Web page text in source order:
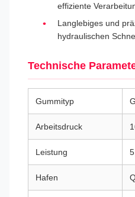
effiziente
Langlebiges und
hydraulischen
Technische
Gummityp
Arbeitsdruck
Leistung
Hafen